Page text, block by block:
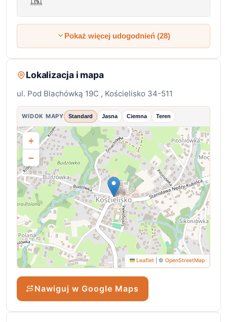
Lokalizacja i mapa
ul. Pod Blachówką 19C , Kościelisko 34-511
WIDOK MAPY Standard Jasna Ciemna Teren
+
−
Leaflet ©OpenStreetMap
Nawiguj w Google Maps
Pokaż więcej udogodnień (28)